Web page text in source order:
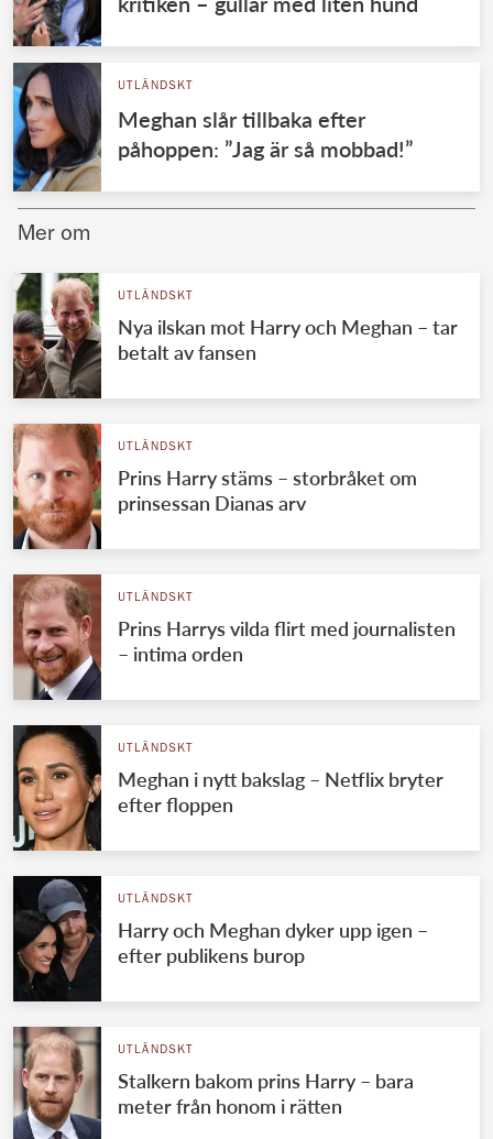
UTLÄNDSKT
Meghan slår tillbaka efter
påhoppen: ”Jag är så mobbad!”
Mer om
UTLÄNDSKT
Nya ilskan mot Harry och Meghan – tar
betalt av fansen
UTLÄNDSKT
Prins Harry stäms – storbråket om
prinsessan Dianas arv
UTLÄNDSKT
Prins Harrys vilda flirt med journalisten
– intima orden
UTLÄNDSKT
Meghan i nytt bakslag – Netflix bryter
efter floppen
UTLÄNDSKT
Harry och Meghan dyker upp igen –
efter publikens burop
UTLÄNDSKT
Stalkern bakom prins Harry – bara
meter från honom i rätten